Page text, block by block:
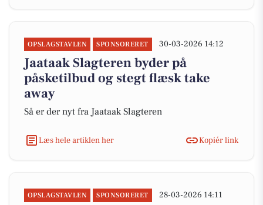
OPSLAGSTAVLEN SPONSORERET 30-03-2026 14:12
Jaataak Slagteren byder på
påsketilbud og stegt flæsk take
away
Så er der nyt fra Jaataak Slagteren
Læs hele artiklen her Kopiér link
OPSLAGSTAVLEN SPONSORERET 28-03-2026 14:11